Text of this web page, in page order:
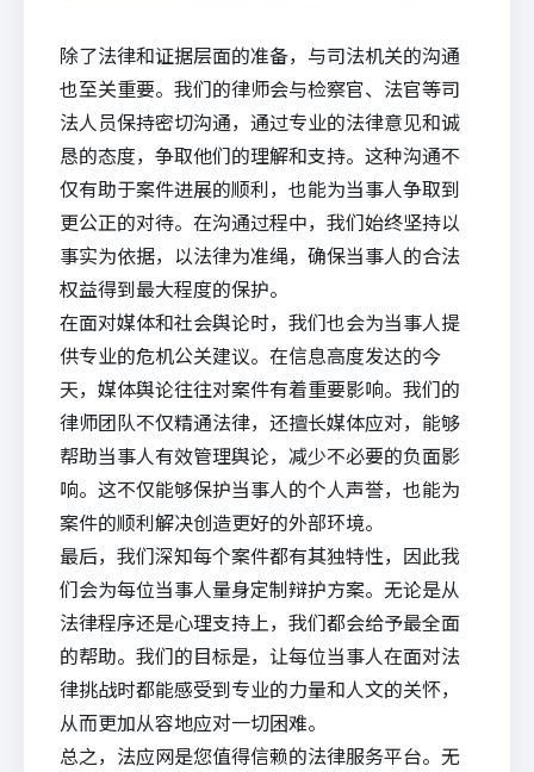
除了法律和证据层面的准备，与司法机关的沟通
也至关重要。我们的律师会与检察官、法官等司
法人员保持密切沟通，通过专业的法律意见和诚
恳的态度，争取他们的理解和支持。这种沟通不
仅有助于案件进展的顺利，也能为当事人争取到
更公正的对待。在沟通过程中，我们始终坚持以
事实为依据，以法律为准绳，确保当事人的合法
权益得到最大程度的保护。
在面对媒体和社会舆论时，我们也会为当事人提
供专业的危机公关建议。在信息高度发达的今
天，媒体舆论往往对案件有着重要影响。我们的
律师团队不仅精通法律，还擅长媒体应对，能够
帮助当事人有效管理舆论，减少不必要的负面影
响。这不仅能够保护当事人的个人声誉，也能为
案件的顺利解决创造更好的外部环境。
最后，我们深知每个案件都有其独特性，因此我
们会为每位当事人量身定制辩护方案。无论是从
法律程序还是心理支持上，我们都会给予最全面
的帮助。我们的目标是，让每位当事人在面对法
律挑战时都能感受到专业的力量和人文的关怀，
从而更加从容地应对一切困难。
总之， 法应网是您值得信赖的法律服务平台。无